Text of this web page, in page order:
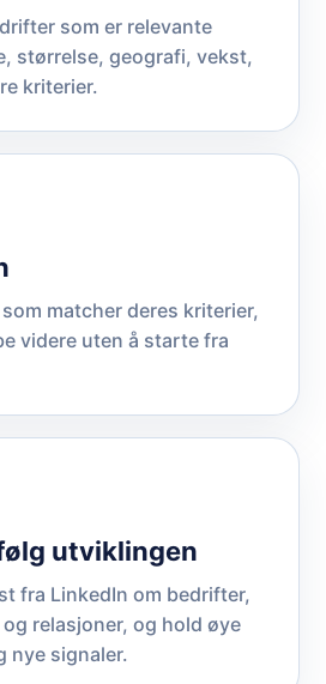
som er relevante
størrelse, geografi, vekst,
kriterier.
matcher deres kriterier,
videre uten å starte fra
utviklingen
fra LinkedIn om bedrifter,
relasjoner, og hold øye
nye signaler.